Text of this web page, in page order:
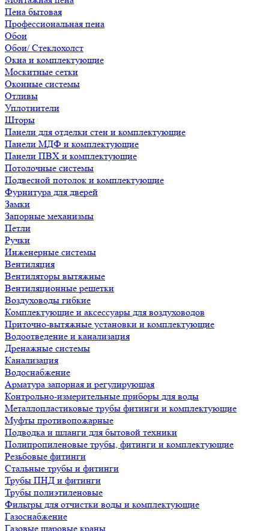
Пена бытовая
Профессиональная пена
Обои
Обои/ Стеклохолст
Окна и комплектующие
Москитные сетки
Оконные системы
Отливы
Уплотнители
Шторы
Панели для отделки стен и комплектующие
Панели МДФ и комплектующие
Панели ПВХ и комплектующие
Потолочные системы
Подвесной потолок и комплектующие
Фурнитура для дверей
Замки
Запорные механизмы
Петли
Ручки
Инженерные системы
Вентиляция
Вентиляторы вытяжные
Вентиляционные решетки
Воздуховоды гибкие
Комплектующие и аксессуары для воздуховодов
Приточно-вытяжные установки и комплектующие
Водоотведение и канализация
Дренажные системы
Канализация
Водоснабжение
Арматура запорная и регулирующая
Контрольно-измерительные приборы для воды
Металлопластиковые трубы фитинги и комплектующие
Муфты противопожарные
Подводка и шланги для бытовой техники
Полипропиленовые трубы, фитинги и комплектующие
Резьбовые фитинги
Стальные трубы и фитинги
Трубы ПНД и фитинги
Трубы полиэтиленовые
Фильтры для отчистки воды и комплектующие
Газоснабжение
Газовые шаровые краны